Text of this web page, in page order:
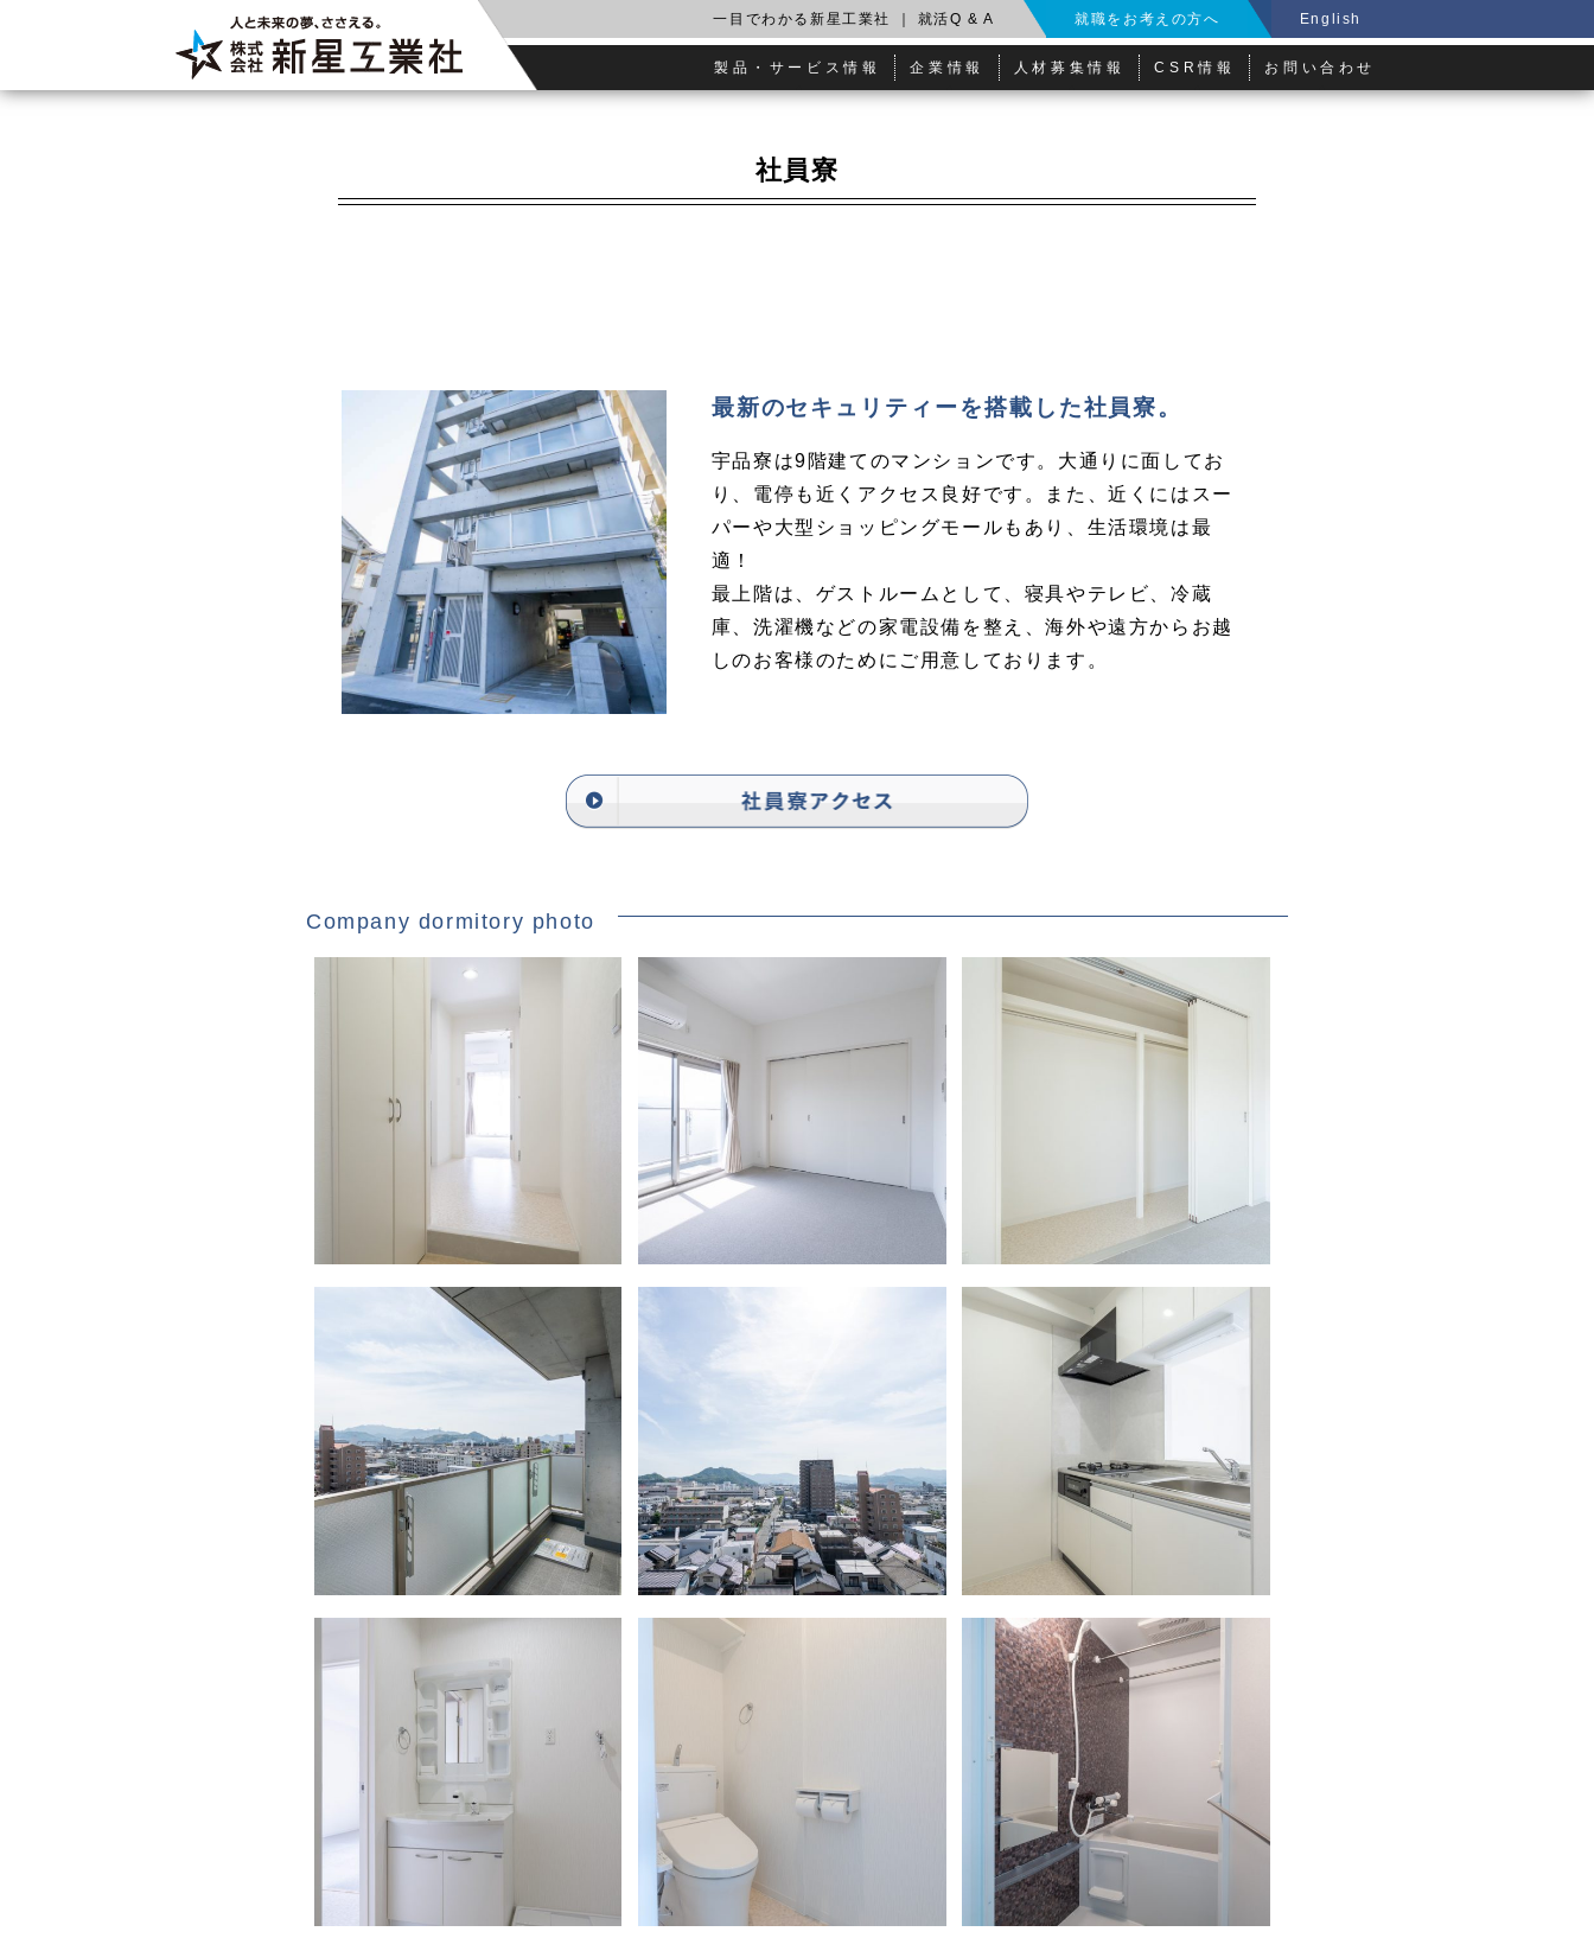
一目でわかる新星工業社 就活Q & A 就職をお考えの方へ English
製品・サービス情報 企業情報 人材募集情報 CSR情報 お問い合わせ
社員寮
最新のセキュリティーを搭載した社員寮。
宇品寮は9階建てのマンションです。大通りに面してお
り、電停も近くアクセス良好です。また、近くにはスー
パーや大型ショッピングモールもあり、生活環境は最
適！
最上階は、ゲストルームとして、寝具やテレビ、冷蔵
庫、洗濯機などの家電設備を整え、海外や遠方からお越
しのお客様のためにご用意しております。
Company dormitory photo